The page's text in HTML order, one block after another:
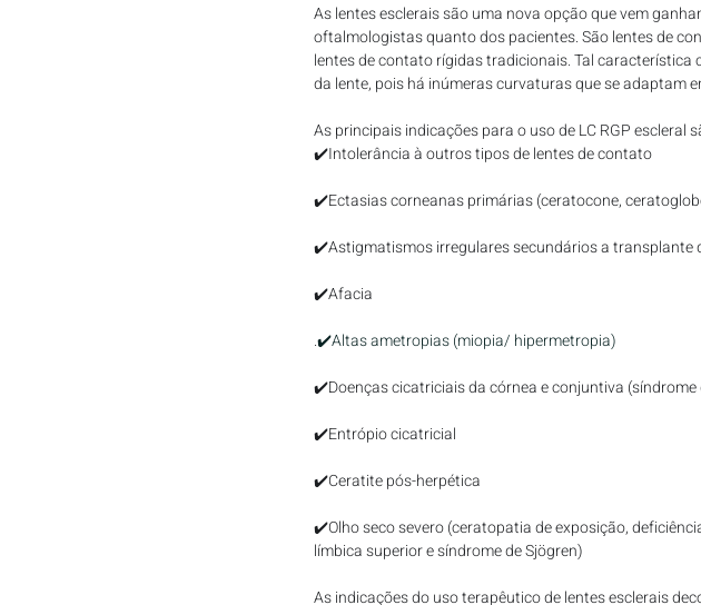
As lentes esclerais são uma nova opção que vem
oftalmologistas quanto dos pacientes. São lentes de
lentes de contato rígidas tradicionais. Tal
da lente, pois há inúmeras curvaturas que se adaptam
As principais indicações para o uso de LC RGP escleral
✔️Intolerância à outros tipos de lentes de contato
✔️Ectasias corneanas primárias (ceratocone,
✔️Astigmatismos irregulares secundários a transplante
✔️Afacia
.✔️Altas ametropias (miopia/ hipermetropia)
✔️Doenças cicatriciais da córnea e conjuntiva
✔️Entrópio cicatricial
✔️Ceratite pós-herpética
✔️Olho seco severo (ceratopatia de exposição,
límbica superior e síndrome de Sjögren)
As indicações do uso terapêutico de lentes esclerais